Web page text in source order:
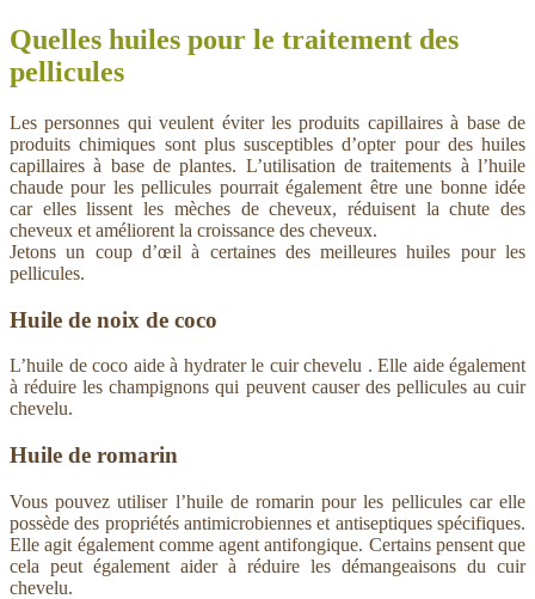
Quelles huiles pour le traitement des
pellicules
Les personnes qui veulent éviter les produits capillaires à base de
produits chimiques sont plus susceptibles d’opter pour des huiles
capillaires à base de plantes. L’utilisation de traitements à l’huile
chaude pour les pellicules pourrait également être une bonne idée
car elles lissent les mèches de cheveux, réduisent la chute des
cheveux et améliorent la croissance des cheveux.
Jetons un coup d’œil à certaines des meilleures huiles pour les
pellicules.
Huile de noix de coco
L’huile de coco aide à hydrater le cuir chevelu . Elle aide également
à réduire les champignons qui peuvent causer des pellicules au cuir
chevelu.
Huile de romarin
Vous pouvez utiliser l’huile de romarin pour les pellicules car elle
possède des propriétés antimicrobiennes et antiseptiques spécifiques.
Elle agit également comme agent antifongique. Certains pensent que
cela peut également aider à réduire les démangeaisons du cuir
chevelu.